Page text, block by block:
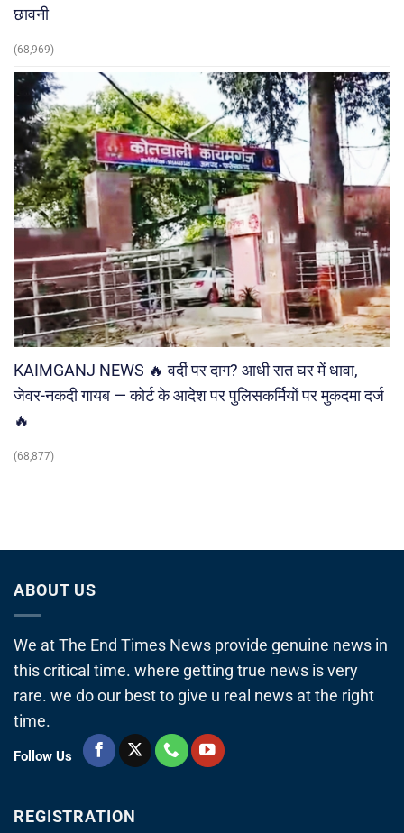
छावनी
(68,969)
KAIMGANJ NEWS 🔥 वर्दी पर दाग? आधी रात घर में धावा,
जेवर-नकदी गायब — कोर्ट के आदेश पर पुलिसकर्मियों पर मुकदमा दर्ज
🔥
(68,877)
ABOUT US
We at The End Times News provide genuine news in
this critical time. where getting true news is very
rare. we do our best to give u real news at the right
time.
Follow Us
REGISTRATION